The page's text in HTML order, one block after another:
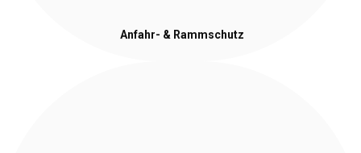
Anfahr- & Rammschutz